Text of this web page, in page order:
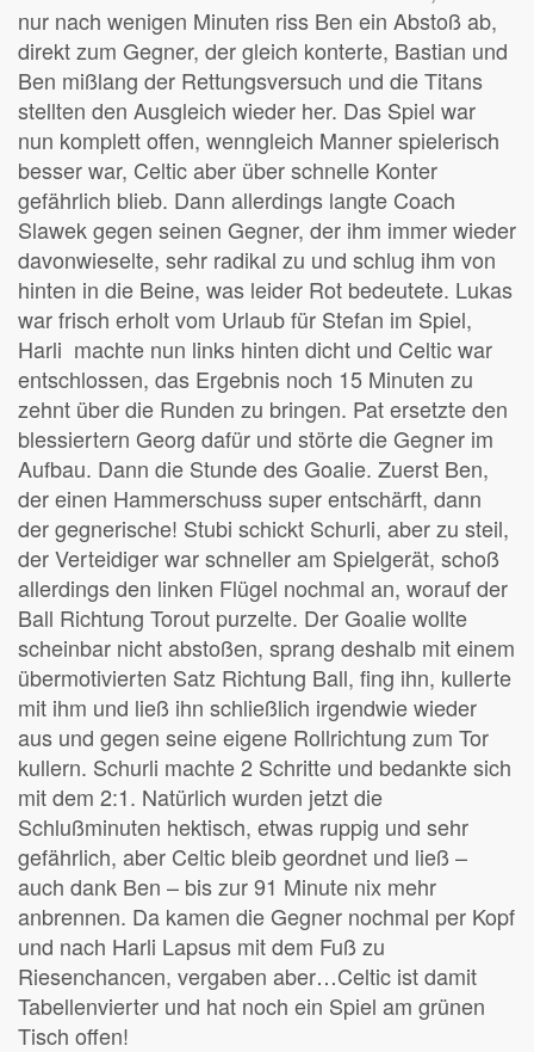
nur nach wenigen Minuten riss Ben ein Abstoß ab,
direkt zum Gegner, der gleich konterte, Bastian und
Ben mißlang der Rettungsversuch und die Titans
stellten den Ausgleich wieder her. Das Spiel war
nun komplett offen, wenngleich Manner spielerisch
besser war, Celtic aber über schnelle Konter
gefährlich blieb. Dann allerdings langte Coach
Slawek gegen seinen Gegner, der ihm immer wieder
davonwieselte, sehr radikal zu und schlug ihm von
hinten in die Beine, was leider Rot bedeutete. Lukas
war frisch erholt vom Urlaub für Stefan im Spiel,
Harli machte nun links hinten dicht und Celtic war
entschlossen, das Ergebnis noch 15 Minuten zu
zehnt über die Runden zu bringen. Pat ersetzte den
blessiertern Georg dafür und störte die Gegner im
Aufbau. Dann die Stunde des Goalie. Zuerst Ben,
der einen Hammerschuss super entschärft, dann
der gegnerische! Stubi schickt Schurli, aber zu steil,
der Verteidiger war schneller am Spielgerät, schoß
allerdings den linken Flügel nochmal an, worauf der
Ball Richtung Torout purzelte. Der Goalie wollte
scheinbar nicht abstoßen, sprang deshalb mit einem
übermotivierten Satz Richtung Ball, fing ihn, kullerte
mit ihm und ließ ihn schließlich irgendwie wieder
aus und gegen seine eigene Rollrichtung zum Tor
kullern. Schurli machte 2 Schritte und bedankte sich
mit dem 2:1. Natürlich wurden jetzt die
Schlußminuten hektisch, etwas ruppig und sehr
gefährlich, aber Celtic bleib geordnet und ließ –
auch dank Ben – bis zur 91 Minute nix mehr
anbrennen. Da kamen die Gegner nochmal per Kopf
und nach Harli Lapsus mit dem Fuß zu
Riesenchancen, vergaben aber…Celtic ist damit
Tabellenvierter und hat noch ein Spiel am grünen
Tisch offen!